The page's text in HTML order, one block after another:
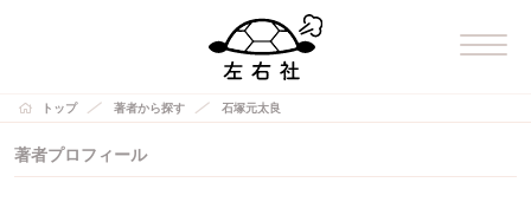
トップ 著者から探す 石塚元太良
著者プロフィール